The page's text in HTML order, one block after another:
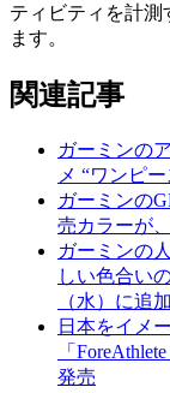
ティビティを計測
ます。
関連記事
ガーミンの
メ “ワンピ
ガーミンの
売カラーが
ガーミンの
しい色合い
（水）に追加
日本をイメ
「
発売